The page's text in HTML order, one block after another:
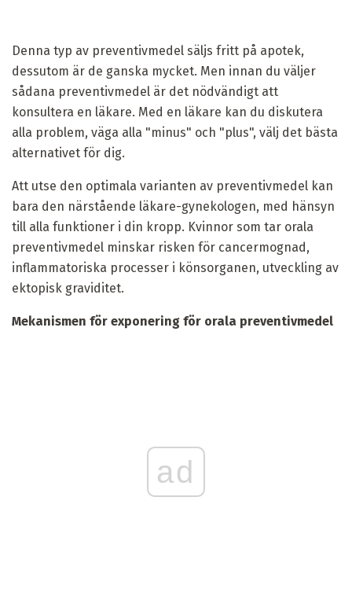
Denna typ av preventivmedel säljs fritt på apotek,
dessutom är de ganska mycket. Men innan du väljer
sådana preventivmedel är det nödvändigt att
konsultera en läkare. Med en läkare kan du diskutera
alla problem, väga alla "minus" och "plus", välj det bästa
alternativet för dig.
Att utse den optimala varianten av preventivmedel kan
bara den närstående läkare-gynekologen, med hänsyn
till alla funktioner i din kropp. Kvinnor som tar orala
preventivmedel minskar risken för cancermognad,
inflammatoriska processer i könsorganen, utveckling av
ektopisk graviditet.
Mekanismen för exponering för orala preventivmedel
ad